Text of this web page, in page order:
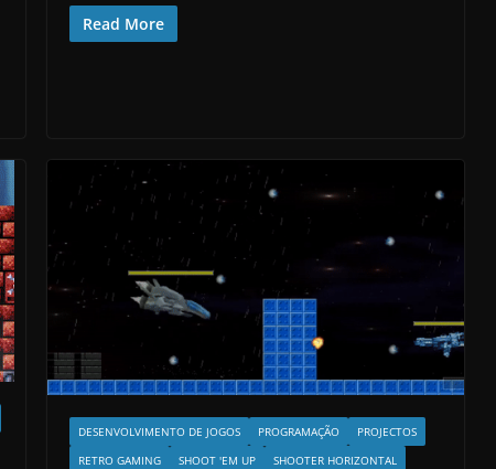
Read More
DESENVOLVIMENTO DE JOGOS PROGRAMAÇÃO
PROJECTOS
RETRO GAMING
SHOOT 'EM UP
SHOOTER HORIZONTAL